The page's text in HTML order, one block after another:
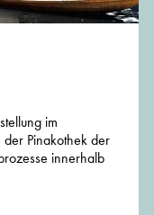
im
Pinakothek der
innerhalb